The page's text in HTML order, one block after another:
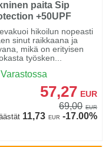
paita Sip
+50UPF
hikoilun nopeasti
sinut raikkaana ja
mikä on erityisen
työsken...
Varastossa
57,27 EUR
69,00 EUR
11,73 EUR -17.00%